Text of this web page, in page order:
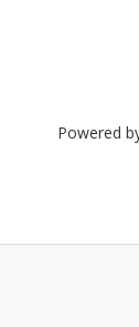
Powered